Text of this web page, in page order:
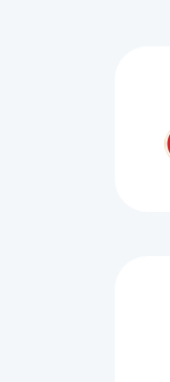
metre alandaki Çay
olarak planlandığını